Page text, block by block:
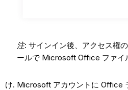
注: サインイン後、アクセス権
ールで Microsoft Office ファイ
Microsoft アカウントに Office